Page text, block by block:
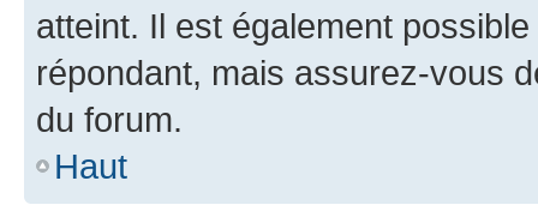
atteint. Il est également
répondant, mais assurez-vous
du forum.
Haut